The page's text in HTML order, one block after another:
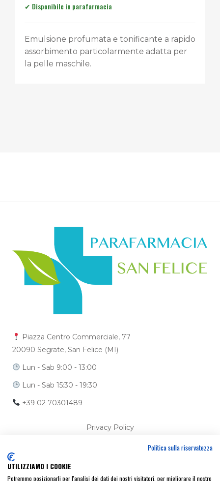
Emulsione profumata e tonificante a rapido
assorbimento particolarmente adatta per
la pelle maschile.
Piazza Centro Commerciale, 77
20090 Segrate, San Felice (MI)
Lun - Sab 9:00 - 13:00
Lun - Sab 15:30 - 19:30
+39 02 70301489
Privacy Policy
Ci trovi anche su
Politica sulla riservatezza
UTILIZZIAMO I COOKIE
Potremmo posizionarli per l'analisi dei dati dei nostri visitatori, per migliorare il nostro